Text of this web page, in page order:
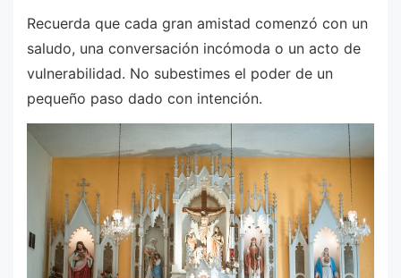
Recuerda que cada gran amistad comenzó con un
saludo, una conversación incómoda o un acto de
vulnerabilidad. No subestimes el poder de un
pequeño paso dado con intención.